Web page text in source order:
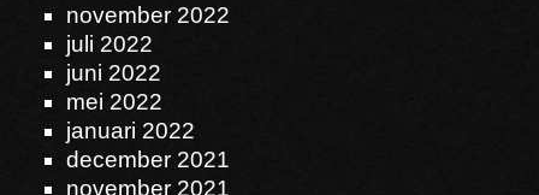
november 2022
juli 2022
juni 2022
mei 2022
januari 2022
december 2021
november 2021